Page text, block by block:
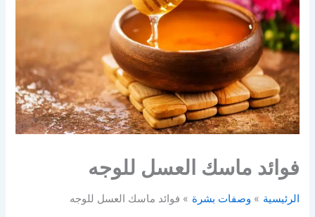
فوائد ماسك العسل للوجه
الرئيسية وصفات بشرة فوائد ماسك العسل للوجه